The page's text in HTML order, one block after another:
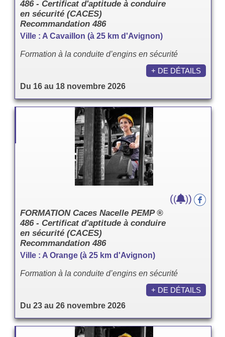
486 - Certificat d'aptitude à conduire
en sécurité (CACES)
Recommandation 486
Ville : A Cavaillon (à 25 km d'Avignon)
Formation à la conduite d’engins en sécurité
Du 16 au 18 novembre 2026
+ DE DÉTAILS
FORMATION Caces Nacelle PEMP ®
486 - Certificat d'aptitude à conduire
en sécurité (CACES)
Recommandation 486
Ville : A Orange (à 25 km d'Avignon)
Formation à la conduite d’engins en sécurité
Du 23 au 26 novembre 2026
(( ))
+ DE DÉTAILS